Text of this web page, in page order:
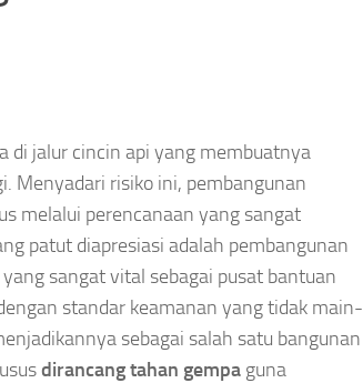
di jalur cincin api yang membuatnya
Menyadari risiko ini, pembangunan
melalui perencanaan yang sangat
patut diapresiasi adalah pembangunan
sangat vital sebagai pusat bantuan
standar keamanan yang tidak main-
sebagai salah satu bangunan
dirancang tahan gempa guna